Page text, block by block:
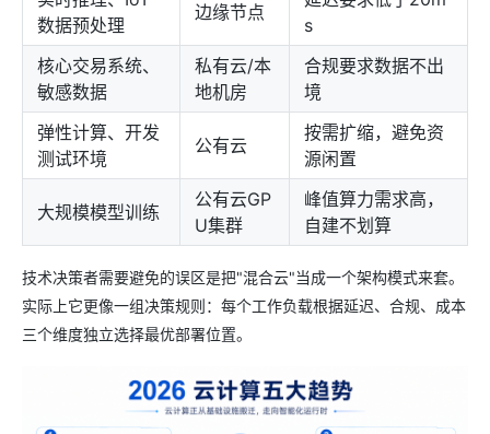
数据预处理
边缘节点
s
核心交易系统、
敏感数据
私有云/本
地机房
合规要求数据不出
境
弹性计算、开发
测试环境
公有云
按需扩缩，避免资
源闲置
大规模模型训练
公有云GP
U集群
峰值算力需求高，
自建不划算
技术决策者需要避免的误区是把"混合云"当成一个架构模式来套。
实际上它更像一组决策规则：每个工作负载根据延迟、合规、成本
三个维度独立选择最优部署位置。